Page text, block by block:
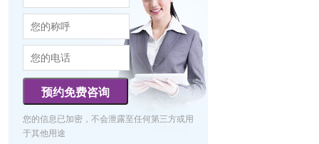
预约免费咨询
您的信息已加密，不会泄露至任何第三方或用
于其他用途